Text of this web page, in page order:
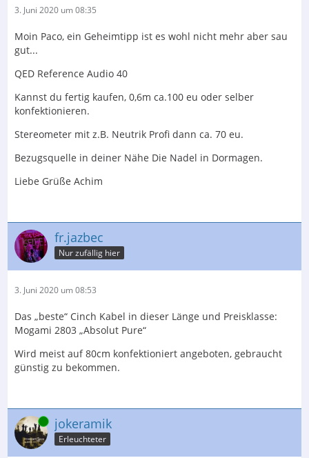
3. Juni 2020 um 08:35
Moin Paco, ein Geheimtipp ist es wohl nicht mehr aber sau
gut...
QED Reference Audio 40
Kannst du fertig kaufen, 0,6m ca.100 eu oder selber
konfektionieren.
Stereometer mit z.B. Neutrik Profi dann ca. 70 eu.
Bezugsquelle in deiner Nähe Die Nadel in Dormagen.
Liebe Grüße Achim
fr.jazbec
Nur zufällig hier
3. Juni 2020 um 08:53
Das „beste“ Cinch Kabel in dieser Länge und Preisklasse:
Mogami 2803 „Absolut Pure“
Wird meist auf 80cm konfektioniert angeboten, gebraucht
günstig zu bekommen.
Online jokeramik
Erleuchteter